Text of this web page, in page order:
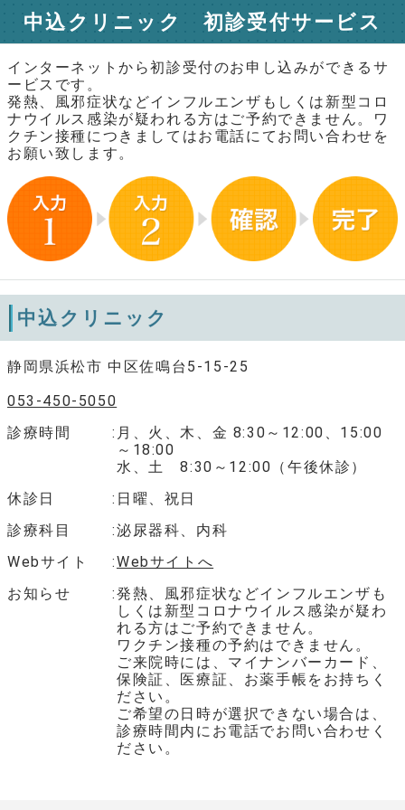
中込クリニック 初診受付サービス
インターネットから初診受付のお申し込みができるサ
ービスです。
発熱、風邪症状などインフルエンザもしくは新型コロ
ナウイルス感染が疑われる方はご予約できません。ワ
クチン接種につきましてはお電話にてお問い合わせを
お願い致します。
中込クリニック
静岡県浜松市 中区佐鳴台5-15-25
053-450-5050
診療時間
月、火、木、金 8:30～12:00、15:00
～18:00
水、土 8:30～12:00（午後休診）
休診日
日曜、祝日
診療科目
泌尿器科、内科
Webサイト
Webサイトへ
お知らせ
発熱、風邪症状などインフルエンザも
しくは新型コロナウイルス感染が疑わ
れる方はご予約できません。
ワクチン接種の予約はできません。
ご来院時には、マイナンバーカード、
保険証、医療証、お薬手帳をお持ちく
ださい。
ご希望の日時が選択できない場合は、
診療時間内にお電話でお問い合わせく
ださい。